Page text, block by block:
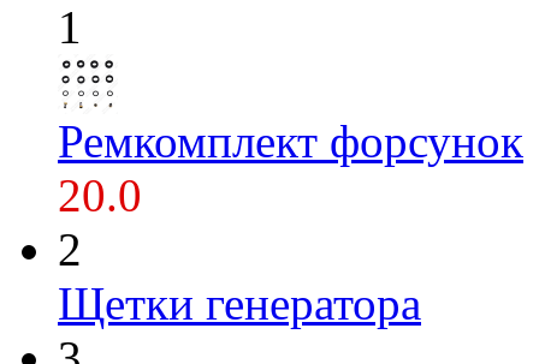
1
Ремкомплект форсунок
20.0
2
Щетки генератора